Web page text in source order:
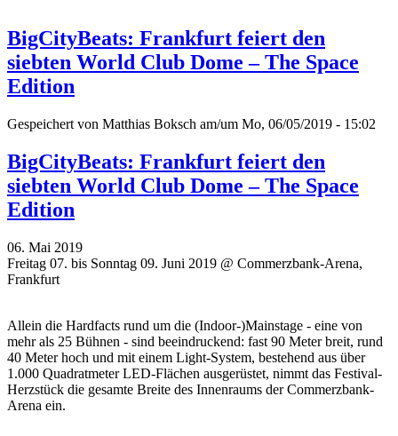
BigCityBeats: Frankfurt feiert den
siebten World Club Dome – The Space
Edition
Gespeichert von Matthias Boksch am/um Mo, 06/05/2019 - 15:02
BigCityBeats: Frankfurt feiert den
siebten World Club Dome – The Space
Edition
06. Mai 2019
Freitag 07. bis Sonntag 09. Juni 2019 @ Commerzbank-Arena,
Frankfurt
Allein die Hardfacts rund um die (Indoor-)Mainstage - eine von
mehr als 25 Bühnen - sind beeindruckend: fast 90 Meter breit, rund
40 Meter hoch und mit einem Light-System, bestehend aus über
1.000 Quadratmeter LED-Flächen ausgerüstet, nimmt das Festival-
Herzstück die gesamte Breite des Innenraums der Commerzbank-
Arena ein.